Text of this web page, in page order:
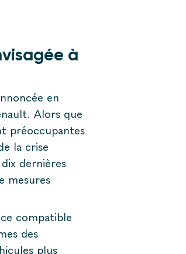
à
en
Alors que
préoccupantes
la crise
dernières
mesures
compatible
des
plus